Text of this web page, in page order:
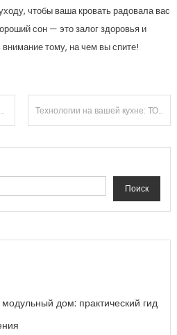
чтобы ваша кровать радовала вас
сон — это залог здоровья и
внимание тому, на чем вы спите!
записям Технологии на вашей кухне: ТОП-5 лучших мультиварок 2023 года, которые упростят вашу жизнь!
Поиск
дом: практический гид